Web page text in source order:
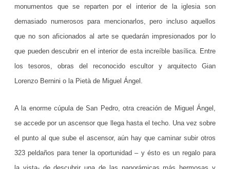
d
e
l
m
n
d
o
monumentos que se reparten por el interior de la iglesia son
demasiado numerosos para mencionarlos, pero incluso aquellos
que no son aficionados al arte se quedarán impresionados por lo
que pueden descubrir en el interior de esta increíble basílica. Entre
los tesoros, obras del reconocido escultor y arquitecto Gian
Lorenzo Bernini o la Pietà de Miguel Ángel.
A la enorme cúpula de San Pedro, otra creación de Miguel Ángel,
se accede por un ascensor que llega hasta el techo. Una vez sobre
el punto al que sube el ascensor, aún hay que caminar subir otros
323 peldaños para tener la oportunidad – y ésto es un regalo para